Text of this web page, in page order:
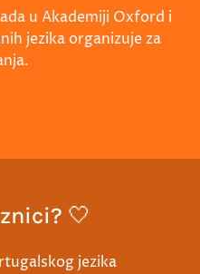
u Akademiji Oxford i
jezika organizuje za
🤍
jezika